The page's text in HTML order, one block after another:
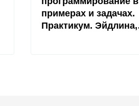
примерах и задачах.
Практикум. Эйдлина,